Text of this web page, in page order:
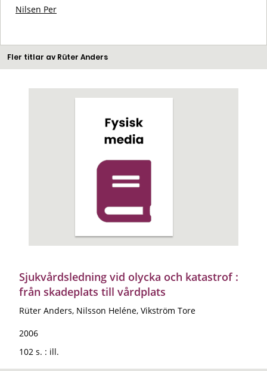
Nilsen Per
Fler titlar av Rüter Anders
Sjukvårdsledning vid olycka och katastrof :
från skadeplats till vårdplats
Rüter Anders, Nilsson Heléne, Vikström Tore
2006
102 s. : ill.